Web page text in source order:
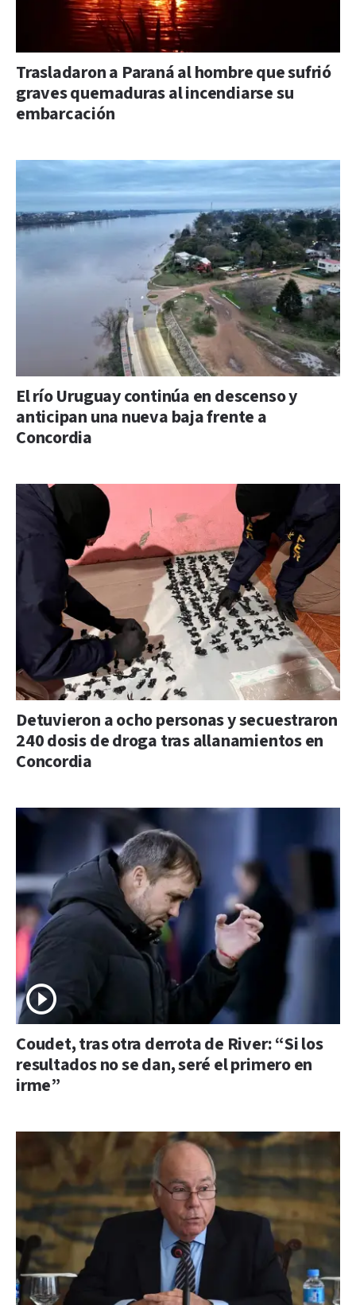
Trasladaron a Paraná al hombre que sufrió
graves quemaduras al incendiarse su
embarcación
El río Uruguay continúa en descenso y
anticipan una nueva baja frente a
Concordia
Detuvieron a ocho personas y secuestraron
240 dosis de droga tras allanamientos en
Concordia
Coudet, tras otra derrota de River: “Si los
resultados no se dan, seré el primero en
irme”